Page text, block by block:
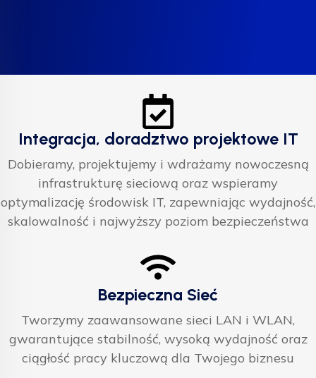
Integracja, doradztwo projektowe IT
Dobieramy, projektujemy i wdrażamy nowoczesną
infrastrukturę sieciową oraz wspieramy
optymalizację środowisk IT, zapewniając wydajność,
skalowalność i najwyższy poziom bezpieczeństwa
Bezpieczna Sieć
Tworzymy zaawansowane sieci LAN i WLAN,
gwarantujące stabilność, wysoką wydajność oraz
ciągłość pracy kluczową dla Twojego biznesu